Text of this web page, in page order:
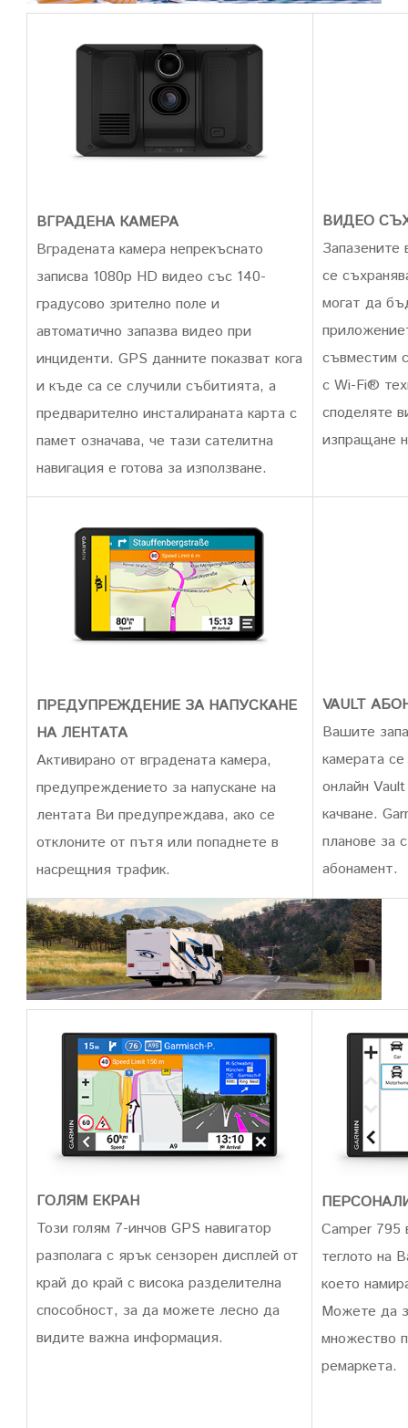
ВГРАДЕНА КАМЕРА
Вградената камера непрекъснато
записва 1080p HD видео със 140-
градусово зрително поле и
автоматично запазва видео при
инциденти. GPS данните показват кога
и къде са се случили събитията, а
предварително инсталираната карта с
памет означава, че тази сателитна
навигация е готова за използване.
ВИДЕО
Запазените
се
могат да
съвместим
с Wi-Fi®
споделяте
изпращане
ПРЕДУПРЕЖДЕНИЕ ЗА НАПУСКАНЕ
НА ЛЕНТАТА
Активирано от вградената камера,
предупреждението за напускане на
лентата Ви предупреждава, ако се
отклоните от пътя или попаднете в
насрещния трафик.
VAULT
Вашите
камерата
онлайн
качване.
планове за
абонамент.
ГОЛЯМ ЕКРАН
Този голям 7-инчов GPS навигатор
разполага с ярък сензорен дисплей от
край до край с висока разделителна
способност, за да можете лесно да
видите важна информация.
Camper 795
теглото на
което
Можете да
множество
ремаркета.